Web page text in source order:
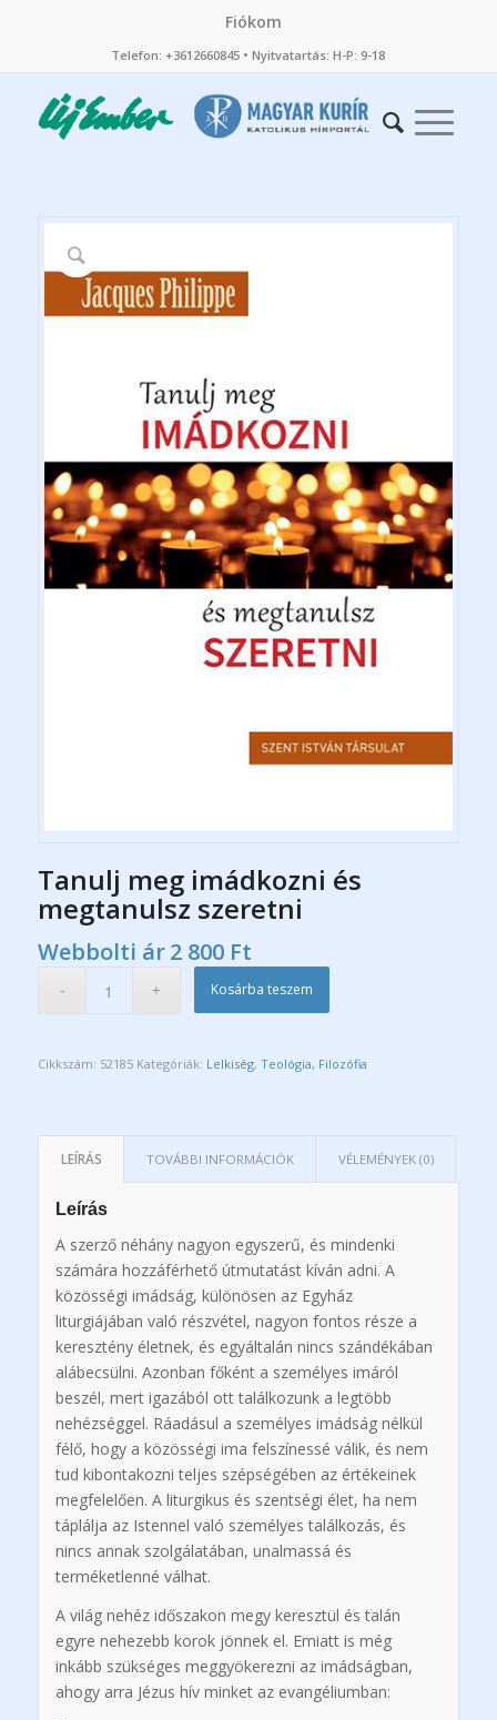
Fiókom
Telefon: +3612660845 • Nyitvatartás: H-P: 9-18
Tanulj meg imádkozni és
megtanulsz szeretni
Webbolti ár 2 800 Ft
Kosárba teszem
Cikkszám: 52185 Kategóriák: Lelkiség, Teológia, Filozófia
LEÍRÁS TOVÁBBI INFORMÁCIÓK VÉLEMÉNYEK (0)
Leírás
A szerző néhány nagyon egyszerű, és mindenki
számára hozzáférhető útmutatást kíván adni. A
közösségi imádság, különösen az Egyház
liturgiájában való részvétel, nagyon fontos része a
keresztény életnek, és egyáltalán nincs szándékában
alábecsülni. Azonban főként a személyes imáról
beszél, mert igazából ott találkozunk a legtöbb
nehézséggel. Ráadásul a személyes imádság nélkül
félő, hogy a közösségi ima felszínessé válik, és nem
tud kibontakozni teljes szépségében az értékeinek
megfelelően. A liturgikus és szentségi élet, ha nem
táplálja az Istennel való személyes találkozás, és
nincs annak szolgálatában, unalmassá és
terméketlenné válhat.
A világ nehéz időszakon megy keresztül és talán
egyre nehezebb korok jönnek el. Emiatt is még
inkább szükséges meggyökerezni az imádságban,
ahogy arra Jézus hív minket az evangéliumban: